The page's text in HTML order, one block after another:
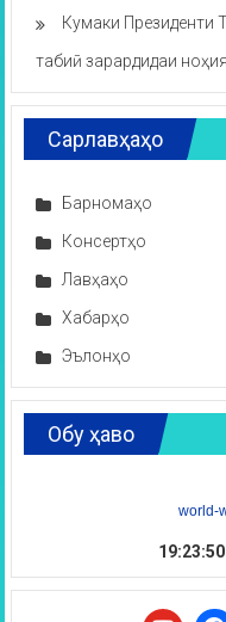
Кумаки Президенти
табиӣ зарардидаи
Сарлавҳаҳо
Барномаҳо
Консертҳо
Лавҳаҳо
Хабарҳо
Эълонҳо
Обу ҳаво
world-
19:23:51